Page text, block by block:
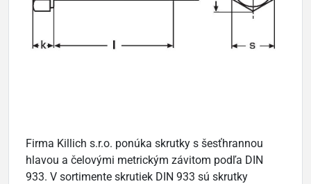
Firma Killich s.r.o. ponúka skrutky s šesťhrannou
hlavou a čelovými metrickým závitom podľa DIN
933. V sortimente skrutiek DIN 933 sú skrutky